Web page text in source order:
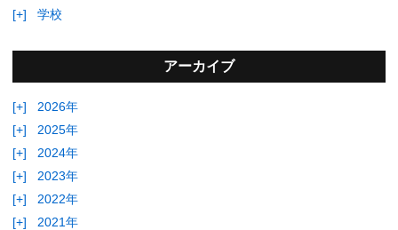
[+]
学校
アーカイブ
[+]
2026年
[+]
2025年
[+]
2024年
[+]
2023年
[+]
2022年
[+]
2021年